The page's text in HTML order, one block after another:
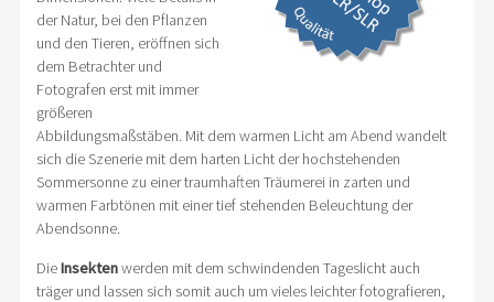
der Natur, bei den Pflanzen
und den Tieren, eröffnen sich
dem Betrachter und
Fotografen erst mit immer
größeren
Abbildungsmaßstäben. Mit dem warmen Licht am Abend wandelt
sich die Szenerie mit dem harten Licht der hochstehenden
Sommersonne zu einer traumhaften Träumerei in zarten und
warmen Farbtönen mit einer tief stehenden Beleuchtung der
Abendsonne.
DieInsektenwerden mit dem schwindenden Tageslicht auch
träger und lassen sich somit auch um vieles leichter fotografieren,